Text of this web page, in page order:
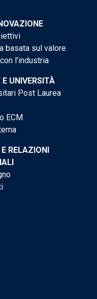
basata sul valore
l'industria
UNIVERSITÀ
Post Laurea
ECM
RELAZIONI